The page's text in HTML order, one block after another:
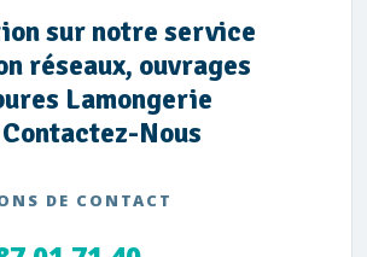
sur notre service
réseaux, ouvrages
Lamongerie
Nous
DE CONTACT